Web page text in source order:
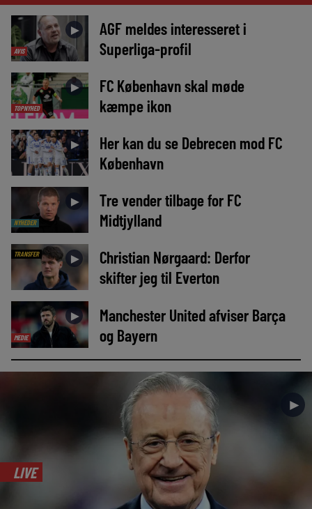
AVIS
►
AGF meldes interesseret i
Superliga-profil
TOPNYHED
►
FC København skal møde
kæmpe ikon
►
Her kan du se Debrecen mod FC
København
NYHEDER
►
Tre vender tilbage for FC
Midtjylland
TRANSFER ►
Christian Nørgaard: Derfor
skifter jeg til Everton
MEDIE
►
Manchester United afviser Barça
og Bayern
►
LIVE